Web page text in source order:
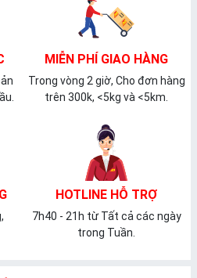
MIỄN PHÍ GIAO HÀNG
Trong vòng 2 giờ, Cho đơn hàng
trên 300k, <5kg và <5km.
HOTLINE HỖ TRỢ
7h40 - 21h từ Tất cả các ngày
trong Tuần.